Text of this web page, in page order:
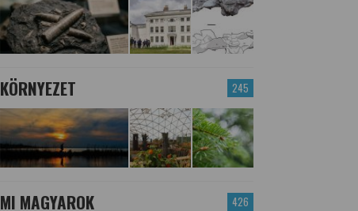
245
KÖRNYEZET
426
MI MAGYAROK